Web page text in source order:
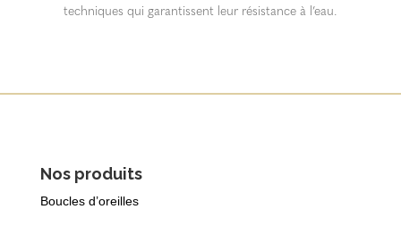
techniques qui garantissent leur résistance à l’eau.
Nos produits
Boucles d’oreilles